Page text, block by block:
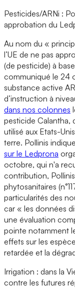
Pesticides/ARNi :
approbation du
Au nom du «
l’UE de ne pas
(de pesticide) à
communiqué le 24
substance active
d’instruction à
dans nos colonnes
pesticide Calantha,
utilisé aux Etats-
terre. Pollinis
sur le Ledprona
octobre, qui n'a
contribution,
phytosanitaires
particularités des
car « les données
une évaluation
pointe notamment
effets sur les
retardée et la
Irrigation : dans la
contre les futures